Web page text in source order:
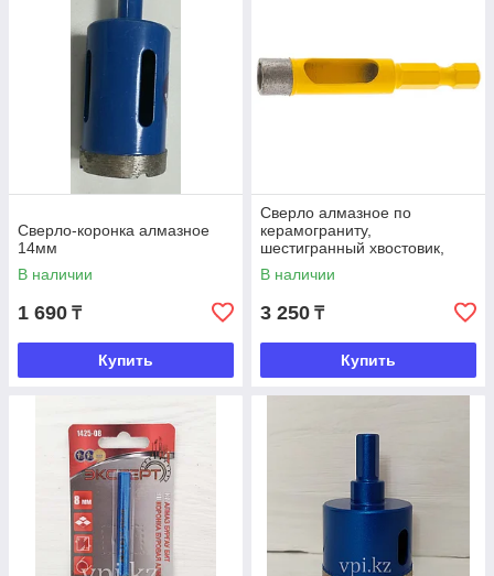
Сверло-коронка алмазное
14мм
В наличии
1 690 ₸
Купить
Сверло алмазное по
керамограниту,
шестигранный хвостовик,
12*35 мм, Denzel
В наличии
3 250 ₸
Купить